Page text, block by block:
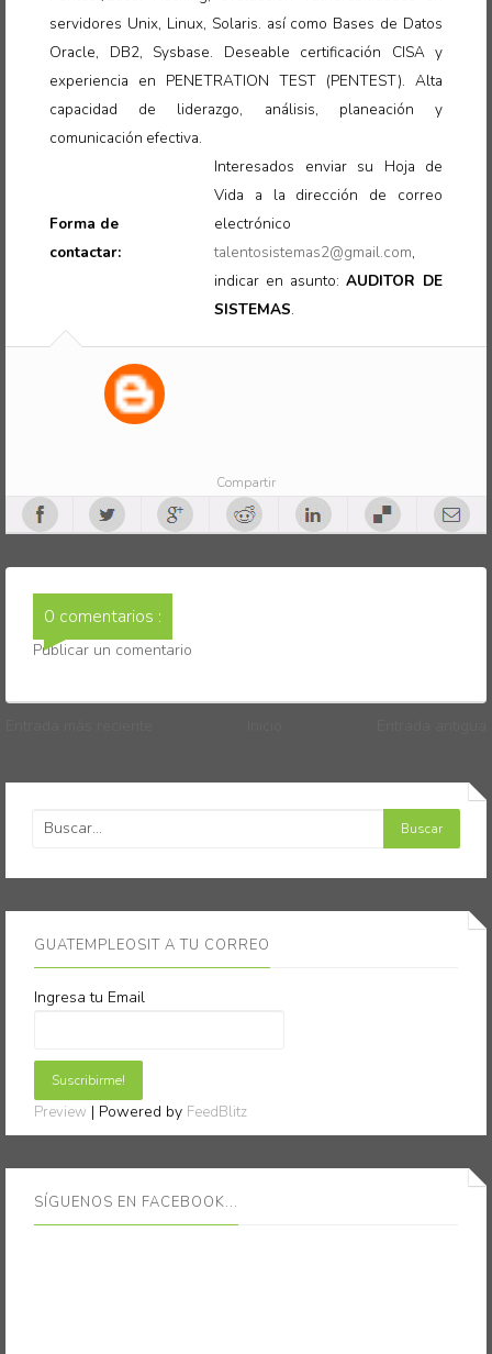
servidores Unix, Linux, Solaris. así como Bases de Datos
Oracle, DB2, Sysbase. Deseable certificación CISA y
experiencia en PENETRATION TEST (PENTEST). Alta
capacidad de liderazgo, análisis, planeación y
comunicación efectiva.
Forma de
contactar:
Interesados enviar su Hoja de
Vida a la dirección de correo
electrónico
talentosistemas2@gmail.com,
indicar en asunto: AUDITOR DE
SISTEMAS.
Compartir
0 comentarios :
Publicar un comentario
GUATEMPLEOSIT A TU CORREO
Ingresa tu Email
Preview | Powered by FeedBlitz
SÍGUENOS EN FACEBOOK...